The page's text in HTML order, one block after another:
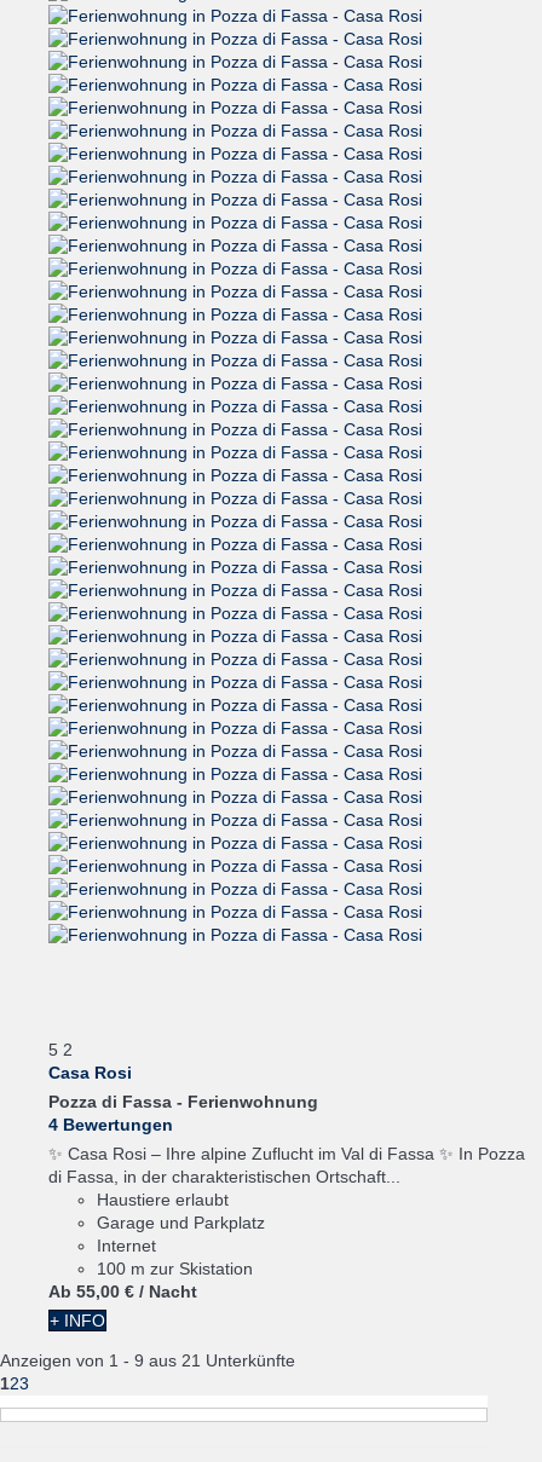
5 2
Casa Rosi
Pozza di Fassa - Ferienwohnung
4 Bewertungen
✨ Casa Rosi – Ihre alpine Zuflucht im Val di Fassa ✨ In Pozza
di Fassa, in der charakteristischen Ortschaft...
Haustiere erlaubt
Garage und Parkplatz
Internet
100 m zur Skistation
Ab 55,00 € / Nacht
+ INFO
Anzeigen von 1 - 9 aus 21 Unterkünfte
123